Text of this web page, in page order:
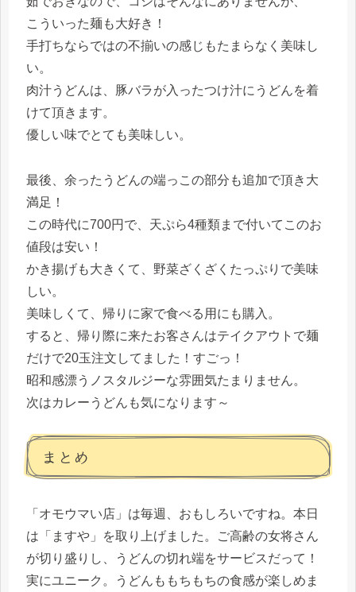
こういった麺も大好き！
手打ちならではの不揃いの感じもたまらなく美味し
い。
肉汁うどんは、豚バラが入ったつけ汁にうどんを着
けて頂きます。
優しい味でとても美味しい。
最後、余ったうどんの端っこの部分も追加で頂き大
満足！
この時代に700円で、天ぷら4種類まで付いてこのお
値段は安い！
かき揚げも大きくて、野菜ざくざくたっぷりで美味
しい。
美味しくて、帰りに家で食べる用にも購入。
すると、帰り際に来たお客さんはテイクアウトで麺
だけで20玉注文してました！すごっ！
昭和感漂うノスタルジーな雰囲気たまりません。
次はカレーうどんも気になります～
まとめ
「オモウマい店」は毎週、おもしろいですね。本日
は「ますや」を取り上げました。ご高齢の女将さん
が切り盛りし、うどんの切れ端をサービスだって！
実にユニーク。うどんももちもちの食感が楽しめま